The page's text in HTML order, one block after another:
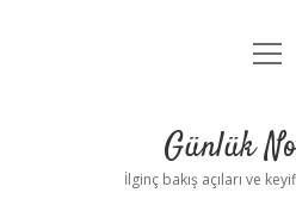
Anasayfa
Yasal
Günlük
İlginç bakış açıları ve